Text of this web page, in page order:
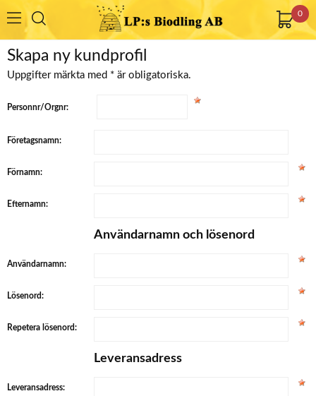
0
Skapa ny kundprofil
Uppgifter märkta med * är obligatoriska.
Personnr/Orgnr:
Företagsnamn:
Förnamn:
Efternamn:
Användarnamn och lösenord
Användarnamn:
Lösenord:
Repetera lösenord:
Leveransadress
Leveransadress: